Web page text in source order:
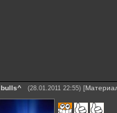
bulls^ (28.01.2011 22:55) [